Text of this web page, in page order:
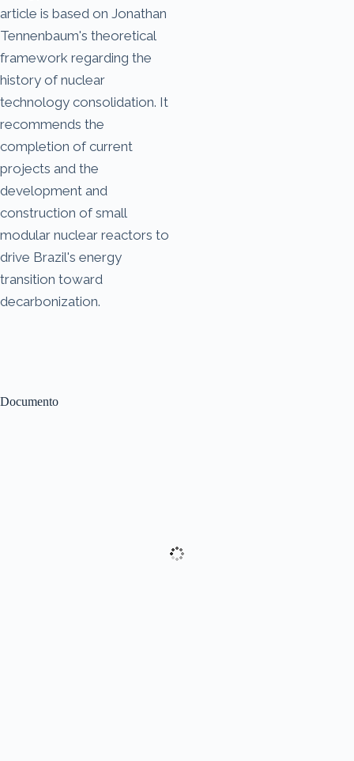
Documento
article is based on Jonathan
Tennenbaum's theoretical
framework regarding the
history of nuclear
technology consolidation. It
recommends the
completion of current
projects and the
development and
construction of small
modular nuclear reactors to
drive Brazil's energy
transition toward
decarbonization.